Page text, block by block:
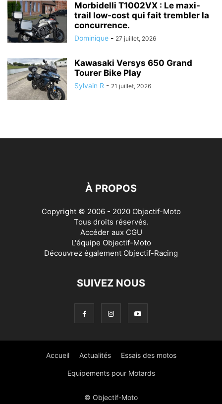
Morbidelli T1002VX : Le maxi-
trail low-cost qui fait trembler la
concurrence.
Dominique - 27 juillet, 2026
Kawasaki Versys 650 Grand
Tourer Bike Play
Sylvain R - 21 juillet, 2026
À PROPOS
Copyright © 2006 - 2020 Objectif-Moto
Tous droits réservés.
Accéder aux CGU
L'équipe Objectif-Moto
Découvrez également Objectif-Racing
SUIVEZ NOUS
Accueil Actualités Essais des motos
Equipements pour Motards
© Objectif-Moto